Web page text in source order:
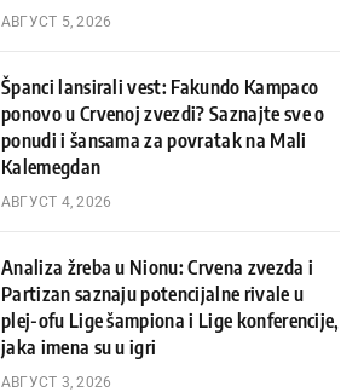
АВГУСТ 5, 2026
Španci lansirali vest: Fakundo Kampaco
ponovo u Crvenoj zvezdi? Saznajte sve o
ponudi i šansama za povratak na Mali
Kalemegdan
АВГУСТ 4, 2026
Analiza žreba u Nionu: Crvena zvezda i
Partizan saznaju potencijalne rivale u
plej-ofu Lige šampiona i Lige konferencije,
jaka imena su u igri
АВГУСТ 3, 2026